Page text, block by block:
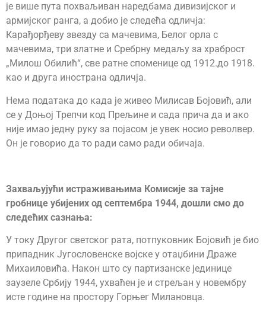
је више пута похваљиван наредбама дивизијског и
армијског ранга, а добио је следећа одличја:
Карађорђеву звезду са мачевима, Белог орла с
мачевима, три златне и Сребрну медаљу за храброст
„Милош Обилић“, све ратне споменице од 1912.до 1918.
као и друга инострана одличја.
Нема података до када је живео Милисав Бојовић, али
се у Доњој Трепчи код Прељине и сада прича да и ако
није имао једну руку за појасом је увек носио револвер.
Он је говорио да то ради само ради обичаја.
Захваљујући истраживањима Комисије за тајне
гробнице убијених од септембра 1944, дошли смо до
следећих сазнања:
У току Другог светског рата, потпуковник Бојовић је био
припадник Југословенске војске у отаџбини Драже
Михаиловића. Након што су партизанске јединице
заузеле Србију 1944, ухваћен је и стрељан у новембру
исте године на простору Горњег Милановца.